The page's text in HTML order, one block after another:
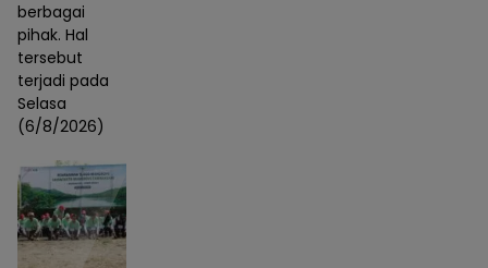
berbagai
pihak. Hal
tersebut
terjadi pada
Selasa
(6/8/2026)